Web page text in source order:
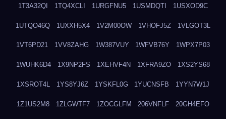
1T3A32QI 1TQ4XCLI 1URGFNU5 1USMDQTI 1USXOD9C
1UTQO46Q 1UXXH5X4 1V2M00OW 1VHOFJ5Z 1VLGOT3L
1VT6PD21 1VV8ZAHG 1W387VUY 1WFVB76Y 1WPX7P03
1WUHK6D4 1X9NP2FS 1XEHVF4N 1XFRA9ZO 1XS2YS68
1XSROT4L 1YS8YJ6Z 1YSKFL0G 1YUCNSFB 1YYN7W1J
1Z1US2M8 1ZLGWTF7 1ZOCGLFM 206VNFLF 20GH4EFO